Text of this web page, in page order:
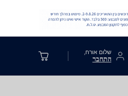
שלום אורח,
התחבר